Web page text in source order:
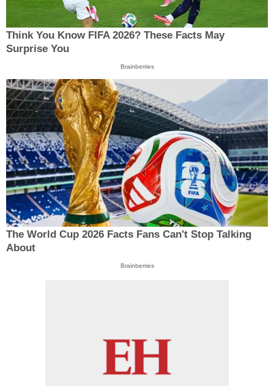
Think You Know FIFA 2026? These Facts May
Surprise You
Brainberries
The World Cup 2026 Facts Fans Can't Stop Talking
About
Brainberries